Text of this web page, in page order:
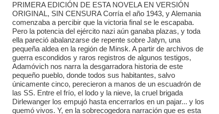
PRIMERA EDICIÓN DE ESTA NOVELA EN VERSIÓN
ORIGINAL, SIN CENSURA Corría el año 1943, y Alemania
comenzaba a percibir que la victoria final se le escapaba.
Pero la potencia del ejército nazi aún ganaba plazas, y toda
ella pareció abalanzarse de repente sobre Jatyn, una
pequeña aldea en la región de Minsk. A partir de archivos de
guerra escondidos y raros registros de algunos testigos,
Adamóvich nos narra la desgarradora historia de este
pequeño pueblo, donde todos sus habitantes, salvo
únicamente cinco, perecieron a manos de un escuadrón de
las SS. Entre el frío, el lodo y la nieve, la cruel brigada
Dirlewanger los empujó hasta encerrarlos en un pajar... y los
quemó vivos. Y, en la sobrecogedora narración que es esta